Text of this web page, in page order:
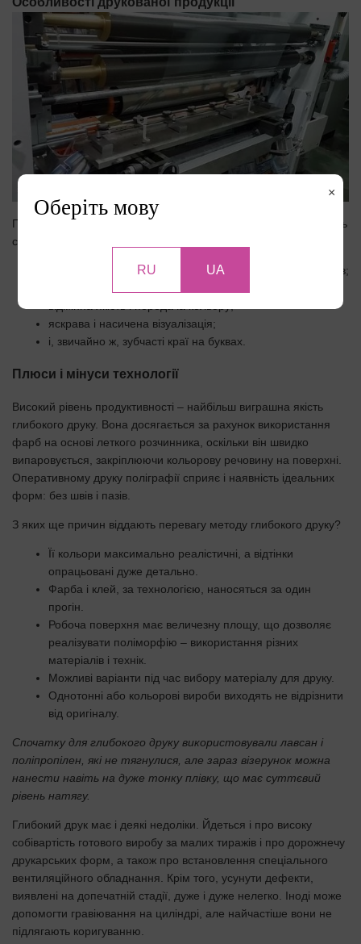
Поліграфія, реалізована за допомогою глибокого друку, досить
специфічна. Її можна відрізнити за такими характеристиками:
м’які переходи тонів і детальне опрацювання напівтонів;
яскрава і насичена візуалізація;
і, звичайно ж, зубчасті краї на буквах.
Плюси і мінуси технології
Високий рівень продуктивності – найбільш виграшна якість
глибокого друку. Вона досягається за рахунок використання
фарб на основі леткого розчинника, оскільки він швидко
випаровується, закріплюючи кольорову речовину на поверхні.
Оперативному друку поліграфії сприяє і наявність ідеальних
форм: без швів і пазів.
З яких ще причин віддають перевагу методу глибокого друку?
Її кольори максимально реалістичні, а відтінки
опрацьовані дуже детально.
Фарба і клей, за технологією, наносяться за один
прогін.
Робоча поверхня має величезну площу, що дозволяє
реалізувати поліморфію – використання різних
матеріалів і технік.
Можливі варіанти під час вибору матеріалу для друку.
Однотонні або кольорові вироби виходять не відрізнити
від оригіналу.
Спочатку для глибокого друку використовували лавсан і
поліпропілен, які не тягнулися, але зараз візерунок можна
нанести навіть на дуже тонку плівку, що має суттєвий
рівень натягу.
Глибокий друк має і деякі недоліки. Йдеться і про високу
собівартість готового виробу за малих тиражів і про дорожнечу
друкарських форм, а також про встановлення спеціального
вентиляційного обладнання. Крім того, усунути дефекти,
виявлені на допечатній стадії, дуже і дуже нелегко. Іноді може
допомогти гравіювання на циліндрі, але найчастіше вони не
підлягають коригуванню.
×
Оберіть мову
RU UA